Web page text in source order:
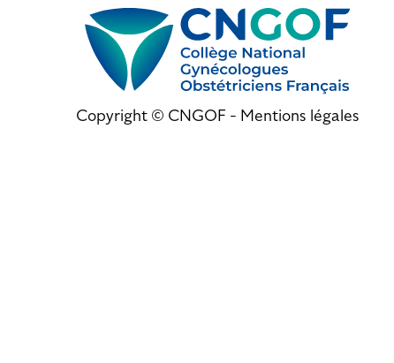
Copyright © CNGOF - Mentions légales